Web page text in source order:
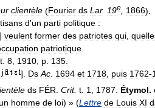
clientèle (Fourier ds Lar. 19e 1866).
d'un parti politique :
] veulent former des patriotes qui,
patriotique.
t. 8, 1910, p. 135.
]. Ds Ac. 1694 et 1718, puis 1762-
ds FÉR Crit. t 1 1787 Étymol.
homme de loi) » (Lettre de Louis XI